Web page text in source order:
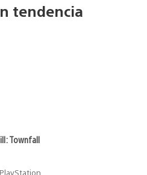
tendencia
Townfall